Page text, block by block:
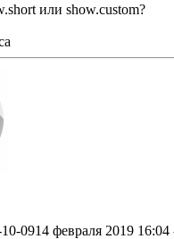
или show.custom?
0914 февраля 2019 16:04